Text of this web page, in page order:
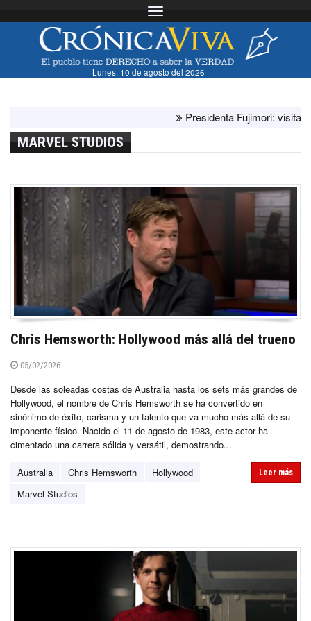
Toggle navigation
Lunes, 10 de agosto del 2026
Presidenta Fujimori: visita del
MARVEL STUDIOS
Chris Hemsworth: Hollywood más allá del trueno
05/02/2026
Desde las soleadas costas de Australia hasta los sets más grandes de
Hollywood, el nombre de Chris Hemsworth se ha convertido en
sinónimo de éxito, carisma y un talento que va mucho más allá de su
imponente físico. Nacido el 11 de agosto de 1983, este actor ha
cimentado una carrera sólida y versátil, demostrando...
Australia Chris Hemsworth
Hollywood
Marvel Studios
Leer más